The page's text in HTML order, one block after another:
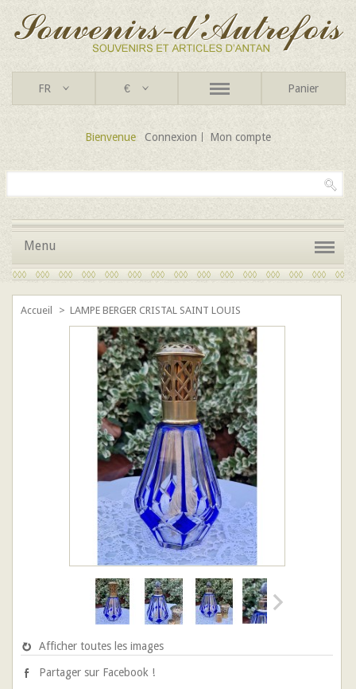
FR € Panier
Bienvenue Connexion Mon compte
Menu
Accueil > LAMPE BERGER CRISTAL SAINT LOUIS
Afficher toutes les images
Partager sur Facebook !